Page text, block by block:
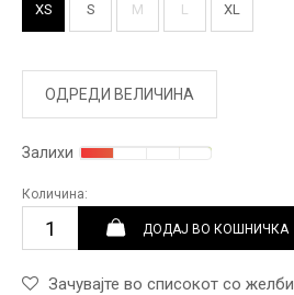
XS S M L XL
ОДРЕДИ ВЕЛИЧИНА
Залихи
Количина:
ДОДАЈ ВО КОШНИЧКА
Зачувајте во списокот со желби